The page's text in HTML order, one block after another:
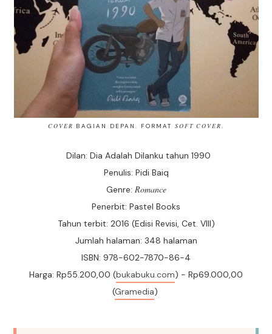
COVER BAGIAN DEPAN. FORMAT SOFT COVER.
Dilan: Dia Adalah Dilanku tahun 1990
Penulis: Pidi Baiq
Genre: Romance
Penerbit: Pastel Books
Tahun terbit: 2016 (Edisi Revisi, Cet. VIII)
Jumlah halaman: 348 halaman
ISBN: 978-602-7870-86-4
Harga: Rp55.200,00 (bukabuku.com) - Rp69.000,00
(Gramedia)